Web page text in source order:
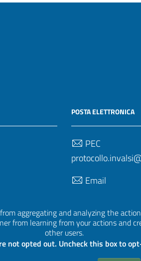
aggregating and analyzing the
from learning from your actions and
other users.
not opted out. Uncheck this box to
POSTA ELETTRONICA
PEC
Email
Email